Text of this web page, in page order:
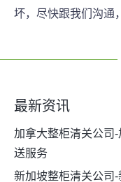
坏，尽快跟我们沟通
最新资讯
加拿大整柜清关公司
送服务
新加坡整柜清关公司